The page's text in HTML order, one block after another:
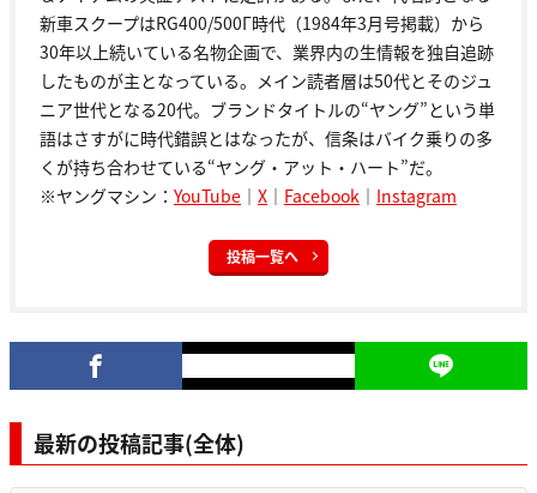
新車スクープはRG400/500Γ時代（1984年3月号掲載）から
30年以上続いている名物企画で、業界内の生情報を独自追跡
したものが主となっている。メイン読者層は50代とそのジュ
ニア世代となる20代。ブランドタイトルの“ヤング”という単
語はさすがに時代錯誤とはなったが、信条はバイク乗りの多
くが持ち合わせている“ヤング・アット・ハート”だ。
※ヤングマシン： YouTube ｜ X ｜ Facebook ｜ Instagram
投稿一覧へ
最新の投稿記事(全体)